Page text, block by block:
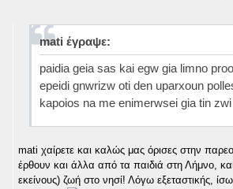
mati έγραψε:
paidia geia sas kai egw gia limno
epeidi gnwrizw oti den uparxoun
kapoios na me enimerwsei gia tin
mati χαίρετε και καλώς μας όρισες στην
έρθουν και άλλα από τα παιδιά στη Λήμνο,
εκείνους) ζωή στο νησί! Λόγω εξεταστικής,